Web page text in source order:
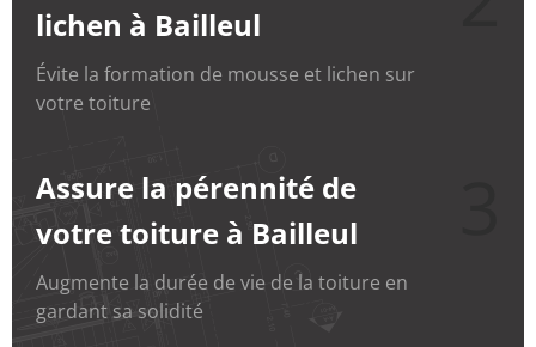
lichen à Bailleul
Évite la formation de mousse et lichen sur
votre toiture
Assure la pérennité de
votre toiture à Bailleul
Augmente la durée de vie de la toiture en
gardant sa solidité